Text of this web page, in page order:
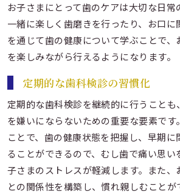
お子さまにとって歯のケアは大切な日常
一緒に楽しく歯磨きを行ったり、お口に
を通じて歯の健康について学ぶことで、
を楽しみながら行えるようになります。
定期的な歯科検診の習慣化
定期的な歯科検診を継続的に行うこと
を嫌いにならないための重要な要素です
ことで、歯の健康状態を把握し、早期
ることができるので、むし歯で痛い思
子さまのストレスが軽減します。また、
との関係性を構築し、慣れ親しむことが